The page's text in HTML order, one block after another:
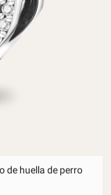
de huella de perro